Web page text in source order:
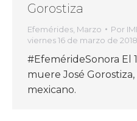
Gorostiza
Efemérides Marzo Por
viernes 16 de marzo de 2018
#EfemérideSonora El
muere José
mexicano.